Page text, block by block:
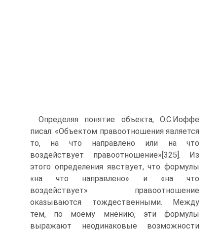
Определяя понятие объекта, О.С.Иоффе
писал: «Объектом правоотношения является
то, на что направлено или на что
воздействует правоотношение»[325]. Из
этого определения явствует, что формулы
«на что направлено» и «на что
воздействует» правоотношение
оказываются тождественными. Между
тем, по моему мнению, эти формулы
выражают неодинаковые возможности